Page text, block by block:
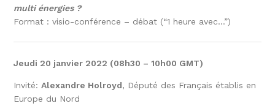
multi énergies ?
Format : visio-conférence – débat (“1 heure avec…”)
Jeudi 20 janvier 2022 (08h30 – 10h00 GMT)
Invité:Alexandre Holroyd, Député des Français établis en
Europe du Nord